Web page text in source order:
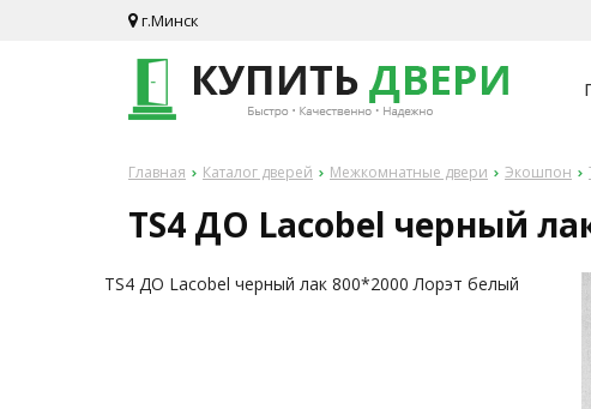
г.Минск
Главная Каталог дверей Межкомнатные двери Экошпон
TS4 ДО Lacobel черный
TS4 ДО Lacobel черный лак 800*2000 Лорэт белый